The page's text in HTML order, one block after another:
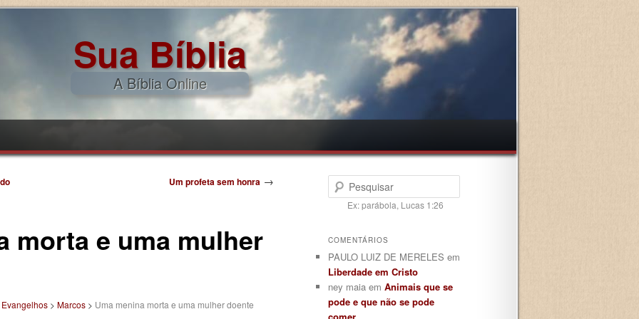
Sua Bíblia
A Bíblia Online
Um profeta sem honra →
morta e uma mulher
Evangelhos > Marcos > Uma menina morta e uma mulher doente
Pesquisar
Ex: parábola, Lucas 1:26
COMENTÁRIOS
PAULO LUIZ DE MERELES em
Liberdade em Cristo
ney maia em Animais que se
pode e que não se pode
comer